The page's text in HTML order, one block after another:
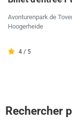
Avonturenpark de
Hoogerheide
4 / 5
Rechercher